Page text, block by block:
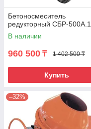
Бетоносмеситель
редукторный СБР-500А.1
В наличии
960 500 ₸ 1 402 500 ₸
Купить
–32%